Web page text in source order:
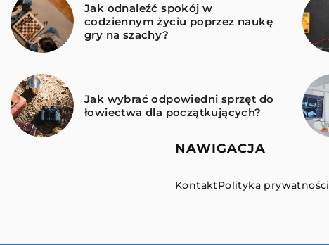
Jak odnaleźć spokój w
codziennym życiu poprzez naukę
gry na szachy?
Jak wybrać odpowiedni sprzęt do
łowiectwa dla początkujących?
NAWIGACJA
KontaktPolityka prywatności